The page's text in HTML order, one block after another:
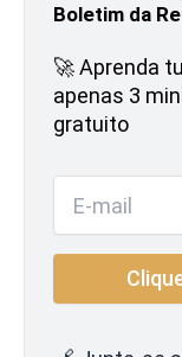
Boletim da
🚀 Aprenda
apenas 3
gratuito